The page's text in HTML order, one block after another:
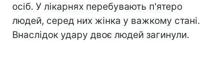
осіб. У лікарнях перебувають п'ятеро
людей, серед них жінка у важкому стані.
Внаслідок удару двоє людей загинули.